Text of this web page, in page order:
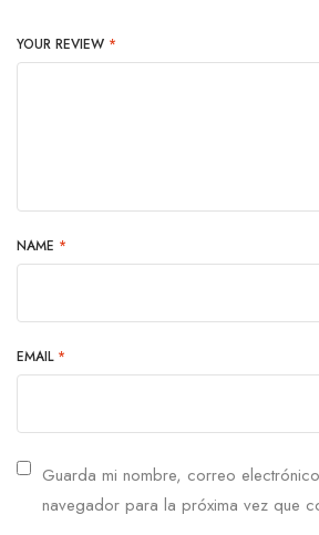
YOUR REVIEW *
NAME *
EMAIL *
Guarda mi nombre, correo
navegador para la próxima vez que